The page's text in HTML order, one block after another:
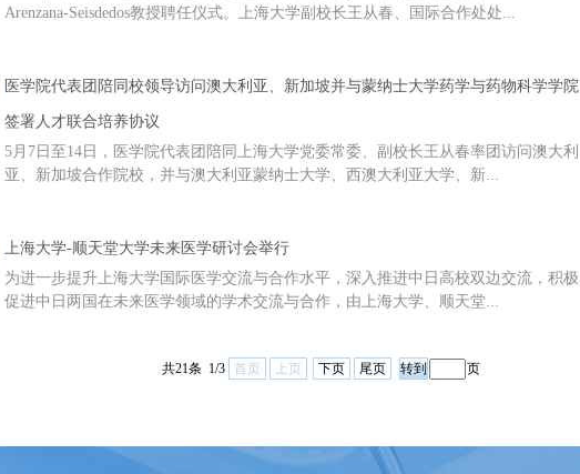
Arenzana-Seisdedos教授聘任仪式。上海大学副校长王从春、国际合作处处...
医学院代表团陪同校领导访问澳大利亚、新加坡并与蒙纳士大学药学与药物科学学院
签署人才联合培养协议
5月7日至14日，医学院代表团陪同上海大学党委常委、副校长王从春率团访问澳大利
亚、新加坡合作院校，并与澳大利亚蒙纳士大学、西澳大利亚大学、新...
上海大学-顺天堂大学未来医学研讨会举行
为进一步提升上海大学国际医学交流与合作水平，深入推进中日高校双边交流，积极
促进中日两国在未来医学领域的学术交流与合作，由上海大学、顺天堂...
共21条 1/3 首页 上页 下页 尾页 页